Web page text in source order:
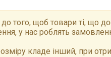
того, щоб товари ті, що
у нас роблять
кладе інший, при